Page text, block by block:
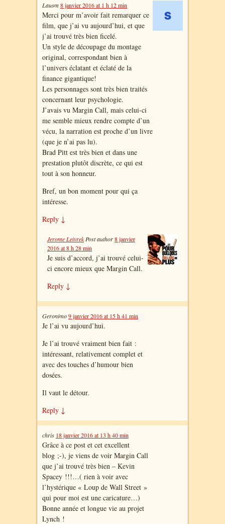
Lausm8 janvier 2016 at 1 h 12 min
Merci pour m’avoir fait remarquer ce
film, que j’ai vu aujourd’hui, et que
j’ai trouvé très bien ficelé.
Un style de découpage du montage
original, correspondant bien à
l’univers éclatant et éclaté de la
finance gigantique!
Les personnages sont très bien traités
concernant leur psychologie.
J’avais vu Margin Call, mais celui-ci
me semble mieux rendre compte d’un
vécu, la narration est proche d’un livre
(que je n’ai pas lu).
Brad Pitt est très bien et dans une
prestation plutôt discrète, ce qui est
tout à son honneur.
Bref, un bon moment pour qui ça
intéresse.
Reply ↓
Jerome Leivrek Post author8 janvier
2016 at 8 h 28 min
Je suis d’accord, j’ai trouvé celui-
ci encore mieux que Margin Call.
Reply ↓
Geronimo9 janvier 2016 at 15 h 41 min
Je l’ai vu aujourd’hui.
Je l’ai trouvé vraiment bien fait :
intéressant, relativement complet et
avec des touches d’humour bien
dosées.
Il vaut le détour.
Reply ↓
chris 18 janvier 2016 at 13 h 40 min
Grâce à ce post et cet excellent
blog ;-), je viens de voir Margin Call
que j’ai trouvé très bien – Kevin
Spacey !!!…( rien à voir avec
l’hystérique « Loup de Wall Street »
qui pour moi est une caricature…)
Bonne année et longue vie au projet
Lynch !